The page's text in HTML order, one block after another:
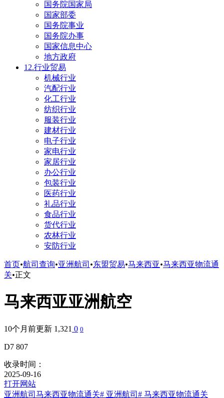
国务院国家局
国家部委
国务院事业
国务院办事
国家信息中心
地方政府
12.行业贸易
机械行业
汽配行业
化工行业
纺织行业
服装行业
建材行业
电子行业
家电行业
家居行业
办公行业
包装行业
医药行业
礼品行业
食品行业
货代行业
农林行业
安防行业
首页•航司查询•亚洲航司 •东盟贸易•马来西亚•马来西亚物流通
关•正文
马来西亚亚洲航空
10个月前更新 1,321 0 0
D7 807
收录时间：
2025-09-16
打开网站
亚洲航司 马来西亚物流通关# 亚洲航司 # 马来西亚物流通关